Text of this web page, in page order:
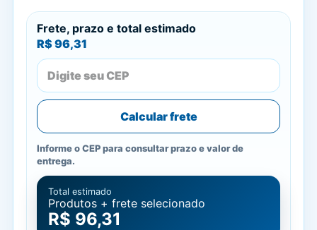
Frete, prazo e total estimado
R$ 96,31
Calcular frete
Informe o CEP para consultar prazo e valor de
entrega.
Total estimado
Produtos + frete selecionado
R$ 96,31